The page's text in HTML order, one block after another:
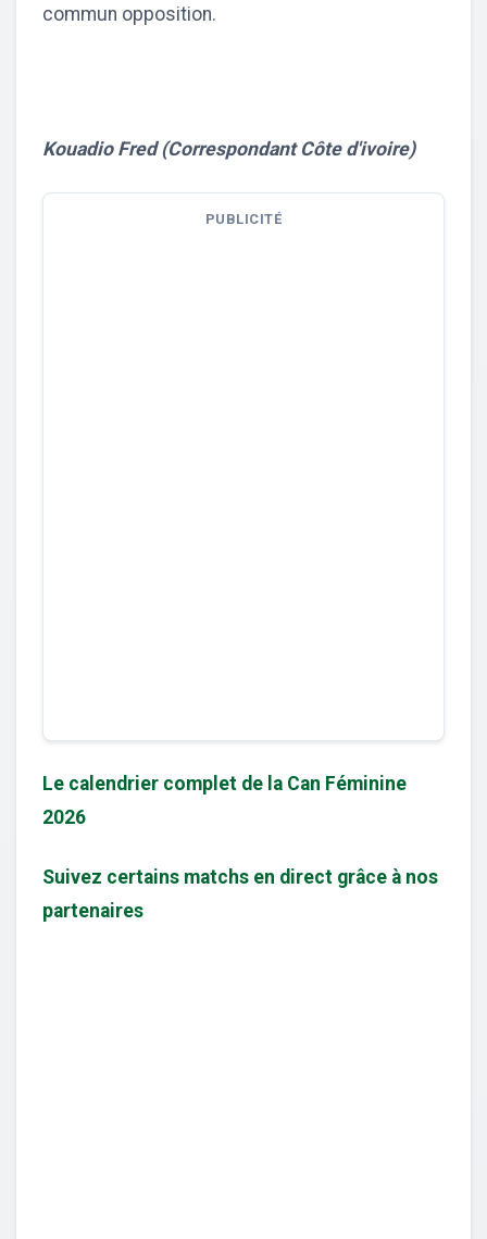
commun opposition.
Kouadio Fred (Correspondant Côte d'ivoire)
PUBLICITÉ
Le calendrier complet de la Can Féminine
2026
Suivez certains matchs en direct grâce à nos
partenaires